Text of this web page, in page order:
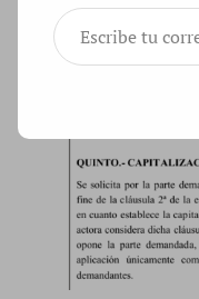
El juzgado de
Escribe
tu
correo
electrónico…